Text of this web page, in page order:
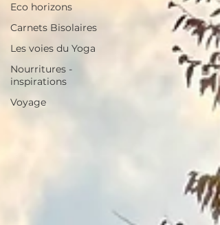
Eco horizons
Carnets Bisolaires
Les voies du Yoga
Nourritures -
inspirations
Voyage